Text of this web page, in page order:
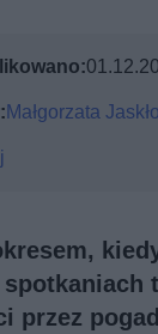
Małgorzata
przez